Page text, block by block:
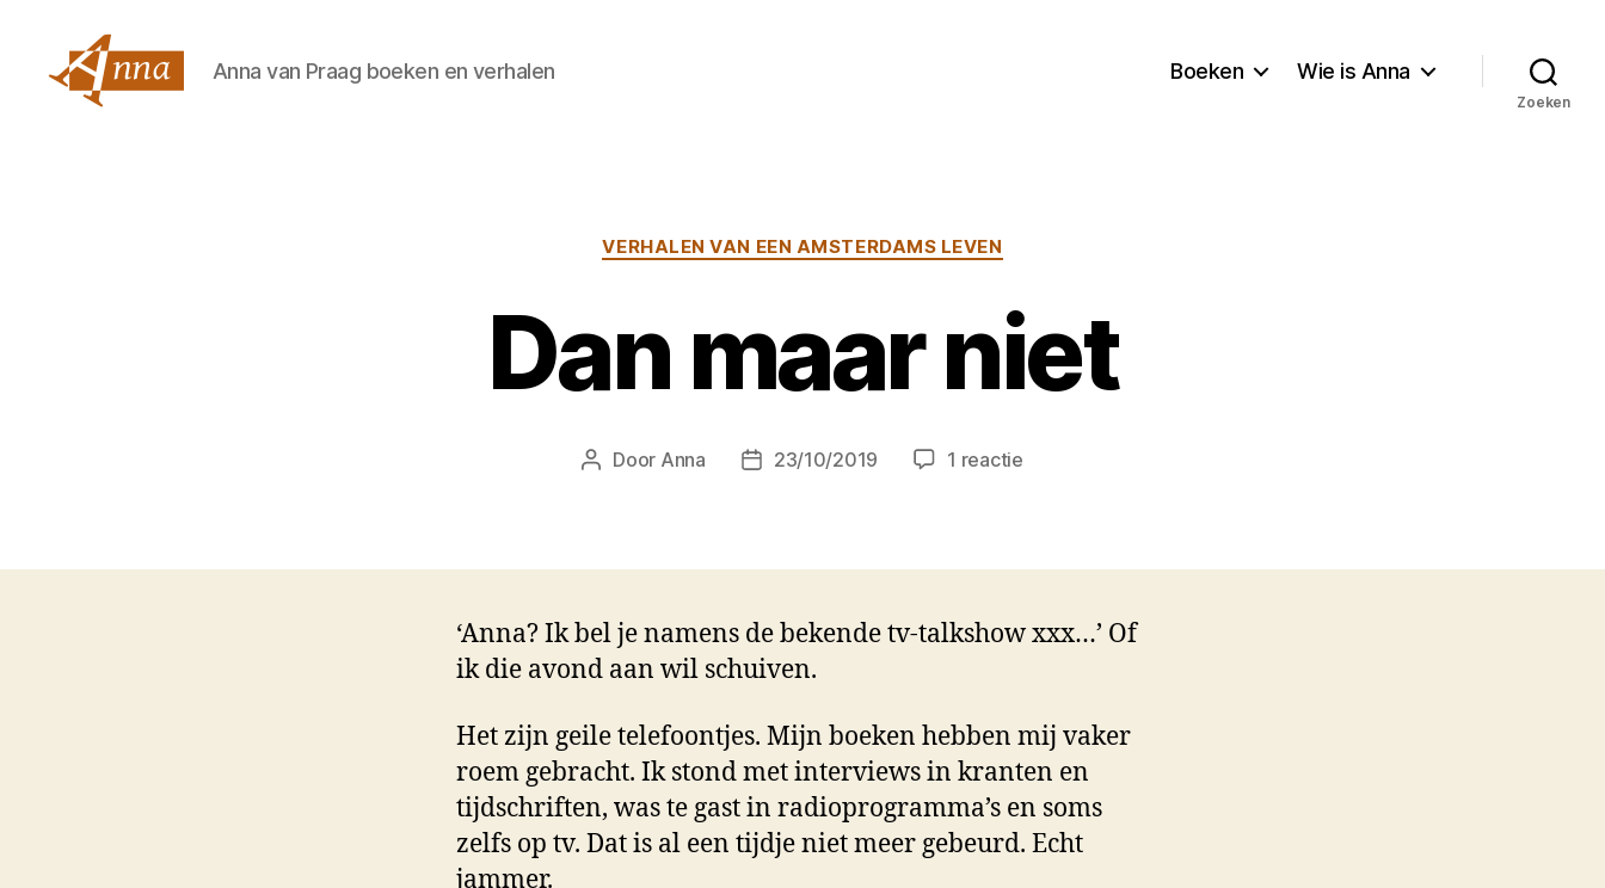
Anna van Praag boeken en verhalen Boeken Wie is Anna
Zoeken
Categorieën
VERHALEN VAN EEN AMSTERDAMS LEVEN
Dan maar niet
Berichtauteur
Door Anna Berichtdatum
23/10/2019 1 reactieop
‘Anna? Ik bel je namens de bekende tv-talkshow xxx…’ Of
ik die avond aan wil schuiven.
Het zijn geile telefoontjes. Mijn boeken hebben mij vaker
roem gebracht. Ik stond met interviews in kranten en
tijdschriften, was te gast in radioprogramma’s en soms
zelfs op tv. Dat is al een tijdje niet meer gebeurd. Echt
jammer.